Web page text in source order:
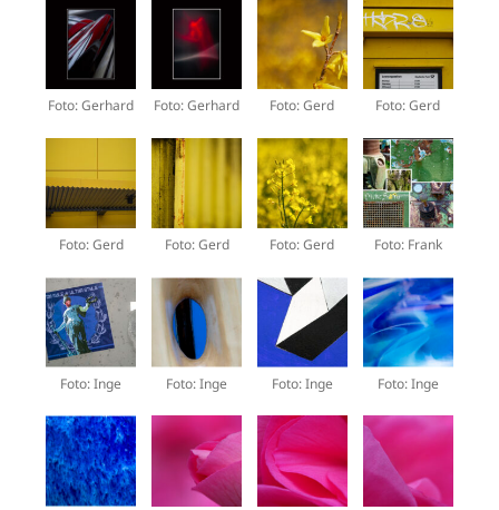
Foto: Gerhard Foto: Gerhard Foto: Gerd Foto: Gerd
Foto: Gerd Foto: Gerd Foto: Gerd Foto: Frank
Foto: Inge Foto: Inge Foto: Inge Foto: Inge